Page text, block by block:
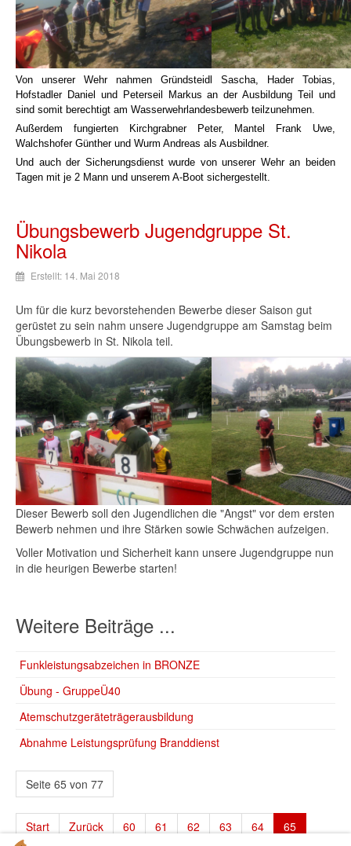
Von unserer Wehr nahmen Gründsteidl Sascha, Hader Tobias,
Hofstadler Daniel und Peterseil Markus an der Ausbildung Teil und
sind somit berechtigt am Wasserwehrlandesbewerb teilzunehmen.
Außerdem fungierten Kirchgrabner Peter, Mantel Frank Uwe,
Walchshofer Günther und Wurm Andreas als Ausbildner.
Und auch der Sicherungsdienst wurde von unserer Wehr an beiden
Tagen mit je 2 Mann und unserem A-Boot sichergestellt.
Übungsbewerb Jugendgruppe St.
Nikola
Erstellt: 14. Mai 2018
Um für die kurz bevorstehenden Bewerbe dieser Saison gut
gerüstet zu sein nahm unsere Jugendgruppe am Samstag beim
Übungsbewerb in St. Nikola teil.
Dieser Bewerb soll den Jugendlichen die "Angst" vor dem ersten
Bewerb nehmen und ihre Stärken sowie Schwächen aufzeigen.
Voller Motivation und Sicherheit kann unsere Jugendgruppe nun
in die heurigen Bewerbe starten!
Weitere Beiträge ...
Funkleistungsabzeichen in BRONZE
Übung - GruppeÜ40
Atemschutzgeräteträgerausbildung
Abnahme Leistungsprüfung Branddienst
Seite 65 von 77
Start Zurück 60 61 62 63 64 65